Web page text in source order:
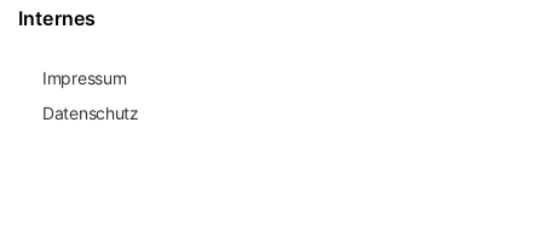
Internes
Impressum
Datenschutz